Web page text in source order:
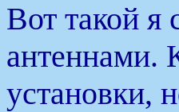
Вот такой я
антеннами.
установки,